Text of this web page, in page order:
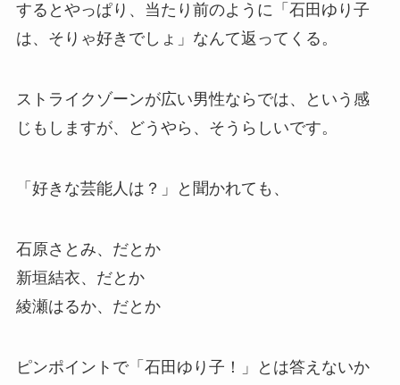
するとやっぱり、当たり前のように「石田ゆり子
は、そりゃ好きでしょ」なんて返ってくる。
ストライクゾーンが広い男性ならでは、という感
じもしますが、どうやら、そうらしいです。
「好きな芸能人は？」と聞かれても、
石原さとみ、だとか
新垣結衣、だとか
綾瀬はるか、だとか
ピンポイントで「石田ゆり子！」とは答えないか